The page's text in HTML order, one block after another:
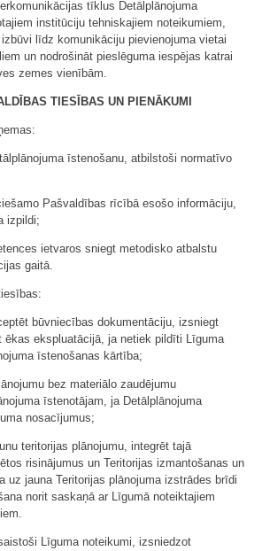
tīklus Detālplānojuma
institūciju tehniskajiem noteikumiem,
līdz komunikāciju pievienojuma vietai
un nodrošināt pieslēguma iespējas katrai
zemes vienībām.
TIESĪBAS UN PIENĀKUMI
īstenošanu, atbilstoši normatīvo
Pašvaldības rīcībā esošo informāciju,
izpildi;
ietvaros sniegt metodisko atbalstu
gaitā.
būvniecības dokumentāciju, izsniegt
ēkas ekspluatācijā, ja netiek pildīti Līguma
īstenošanas kārtība;
bez materiālo zaudējumu
īstenotājam, ja Detālplānojuma
nosacījumus;
teritorijas plānojumu, integrēt tajā
risinājumus un Teritorijas izmantošanas un
uz jauna Teritorijas plānojuma izstrādes brīdi
norit saskaņā ar Līgumā noteiktajiem
Līguma noteikumi, izsniedzot